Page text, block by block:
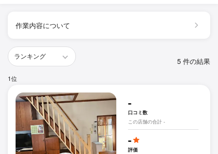
作業内容について
5 件の結果
1位
-
口コミ数
この店舗の合計 -
-
評価